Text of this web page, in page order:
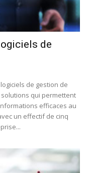
de
de gestion de
qui permettent
efficaces au
un effectif de cinq